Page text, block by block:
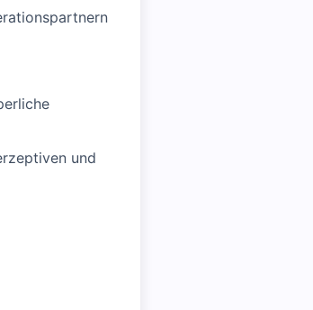
und